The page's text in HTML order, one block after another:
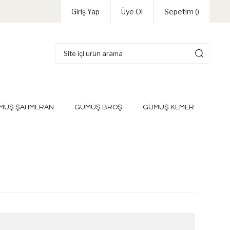
Giriş Yap Üye Ol Sepetim ()
ŞAHMERAN GÜMÜŞ BROŞ GÜMÜŞ KEMER